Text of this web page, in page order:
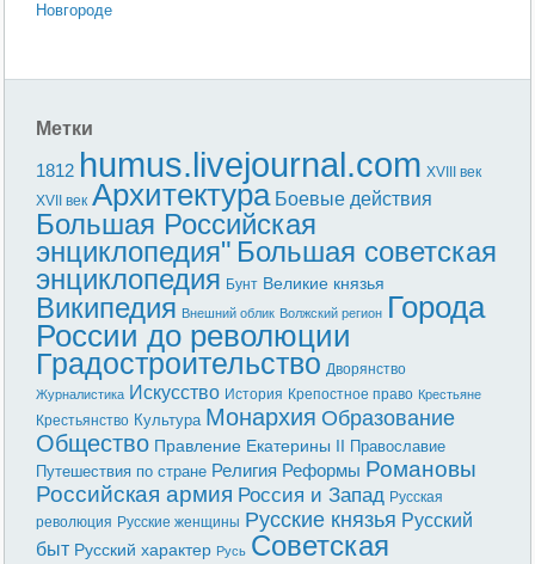
Новгороде
Метки
1812 humus.livejournal.com XVIII век
XVII век Архитектура Боевые действия
Большая Российская
энциклопедия" Большая советская
энциклопедия Бунт Великие князья
Википедия Внешний облик Волжский регион Города
России до революции
Градостроительство Дворянство
Журналистика Искусство История Крепостное право Крестьяне
Крестьянство Культура Монархия Образование
Общество Правление Екатерины II Православие
Путешествия по стране Религия Реформы Романовы
Российская армия Россия и Запад Русская
революция Русские женщины Русские князья Русский
быт Русский характер Русь Советская